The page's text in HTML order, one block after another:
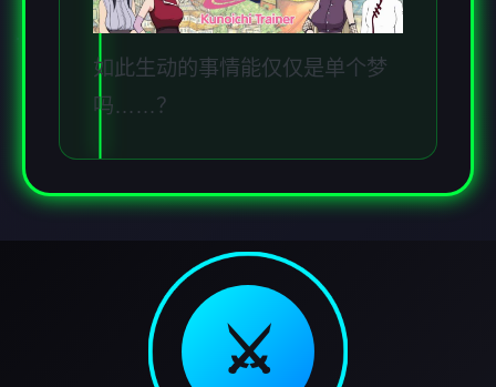
如此生动的事情能仅仅是单个梦
吗……？
⚔️